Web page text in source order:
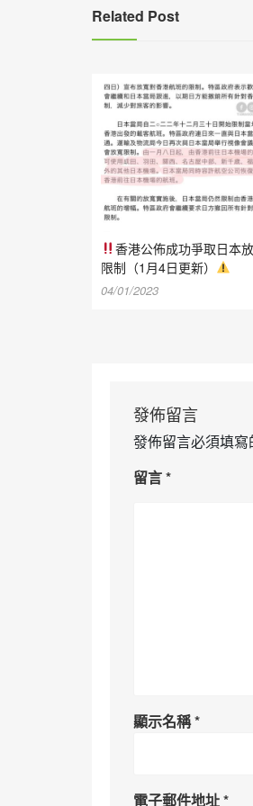
Related Post
香港公佈成功爭取日本
限制（1月4日更新）
04/01/2023
發佈留言
發佈留言必須填寫
留言*
顯示名稱*
電子郵件地址*